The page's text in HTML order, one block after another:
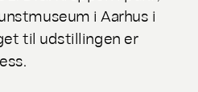
i Aarhus i
til udstillingen er